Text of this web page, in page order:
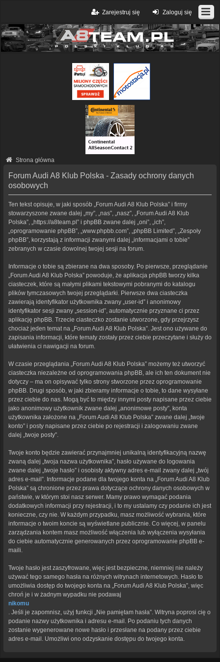
Zaloguj się
Zarejestruj się
Strona główna
Forum Audi A8 Klub Polska - Zasady ochrony danych
osobowych
Ten tekst opisuje, w jaki sposób „Forum Audi A8 Klub Polska” i firmy
stowarzyszone zwane dalej „my”, „nas”, „nasz”, „Forum Audi A8 Klub
Polska”, „https://a8team.pl” i phpBB zwane dalej „oni”, „ich”,
„oprogramowanie phpBB”, „www.phpbb.com”, „phpBB Limited”, „Zespoły
phpBB”, korzystają z informacji zwanymi dalej „informacjami o tobie”
zebranych w czasie dowolnej twojej sesji na forum.
Informacje o tobie są zbierane na dwa sposoby. Po pierwsze, przeglądanie
„Forum Audi A8 Klub Polska” powoduje, że aplikacja phpBB tworzy kilka
ciasteczek, które są małymi plikami tekstowymi pobranymi do katalogu
plików tymczasowych twojej przeglądarki. Pierwsze dwa ciasteczka
zawierają identyfikator użytkownika zwany „user-id” i anonimowy
identyfikator sesji zwany „session-id”, automatycznie przyznane ci przez
aplikację phpBB. Trzecie ciasteczko zostanie utworzone, gdy przejrzysz
chociaż jeden temat na „Forum Audi A8 Klub Polska”. Jest ono używane do
zapisania informacji, które tematy zostały przez ciebie przeczytane i służy do
ułatwienia ci nawigacji na forum.
W czasie przeglądania „Forum Audi A8 Klub Polska” możemy też utworzyć
ciasteczka niezależne od oprogramowania phpBB, ale ich ten dokument nie
dotyczy – ma on opisywać tylko strony stworzone przez oprogramowanie
phpBB. Drugi sposób, w jaki zbieramy informacje o tobie, to dane wysyłane
przez ciebie do nas. Mogą być to między innymi posty napisane przez ciebie
jako anonimowy użytkownik zwane dalej „anonimowe posty”, konta
użytkownika założone na „Forum Audi A8 Klub Polska” zwane dalej „twoje
konto” i posty napisane przez ciebie po rejestracji i zalogowaniu zwane
dalej „twoje posty”.
Twoje konto będzie zawierać przynajmniej unikalną identyfikacyjną nazwę
zwaną dalej „twoja nazwa użytkownika”, hasło używane do logowania
zwane dalej „twoje hasło” i osobisty aktywny adres e-mail zwany dalej „twój
adres e-mail”. Informacje podane dla twojego konta na „Forum Audi A8 Klub
Polska” są chronione przez prawa dotyczące ochrony danych osobowych w
państwie, w którym stoi nasz serwer. Mamy prawo wymagać podania
dodatkowych informacji przy rejestracji, i to my ustalamy czy podanie ich jest
konieczne, czy nie. W każdym przypadku, masz możliwość wybrania, które
informacje o twoim koncie są wyświetlane publicznie. Co więcej, w panelu
zarządzania kontem masz możliwość włączenia lub wyłączenia wysyłania
do ciebie automatycznie generowanych przez oprogramowanie phpBB e-
maili.
Twoje hasło jest zaszyfrowane, więc jest bezpieczne, niemniej nie należy
używać tego samego hasła na różnych witrynach internetowych. Hasło to
umożliwia dostęp do twojego konta na „Forum Audi A8 Klub Polska”, więc
chroń je i w żadnym wypadku nie podawaj
nikomu
. Jeśli je zapomnisz, użyj funkcji „Nie pamiętam hasła”. Witryna poprosi cię o
podanie nazwy użytkownika i adresu e-mail. Po podaniu tych danych
zostanie wygenerowane nowe hasło i przesłane na podany przez ciebie
adres e-mail. Umożliwi ono odzyskanie dostępu do twojego konta.